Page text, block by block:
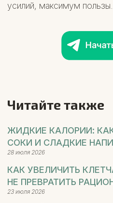
усилий, максимум пользы.
Читайте также
ЖИДКИЕ КАЛОРИИ:
СОКИ И СЛАДКИЕ
28 июля 2026
КАК УВЕЛИЧИТЬ
НЕ ПРЕВРАТИТЬ
23 июля 2026